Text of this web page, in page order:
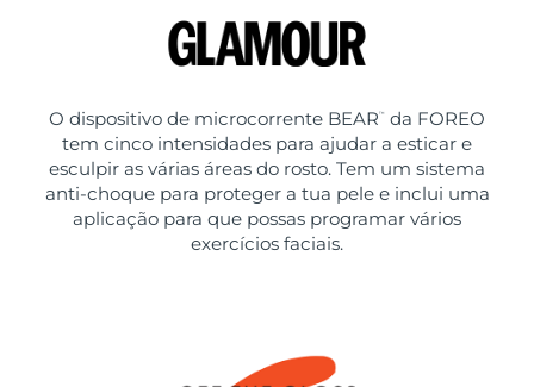
O dispositivo de microcorrente BEAR ™
da FOREO
tem cinco intensidades para ajudar a esticar e
esculpir as várias áreas do rosto. Tem um sistema
anti-choque para proteger a tua pele e inclui uma
aplicação para que possas programar vários
exercícios faciais.